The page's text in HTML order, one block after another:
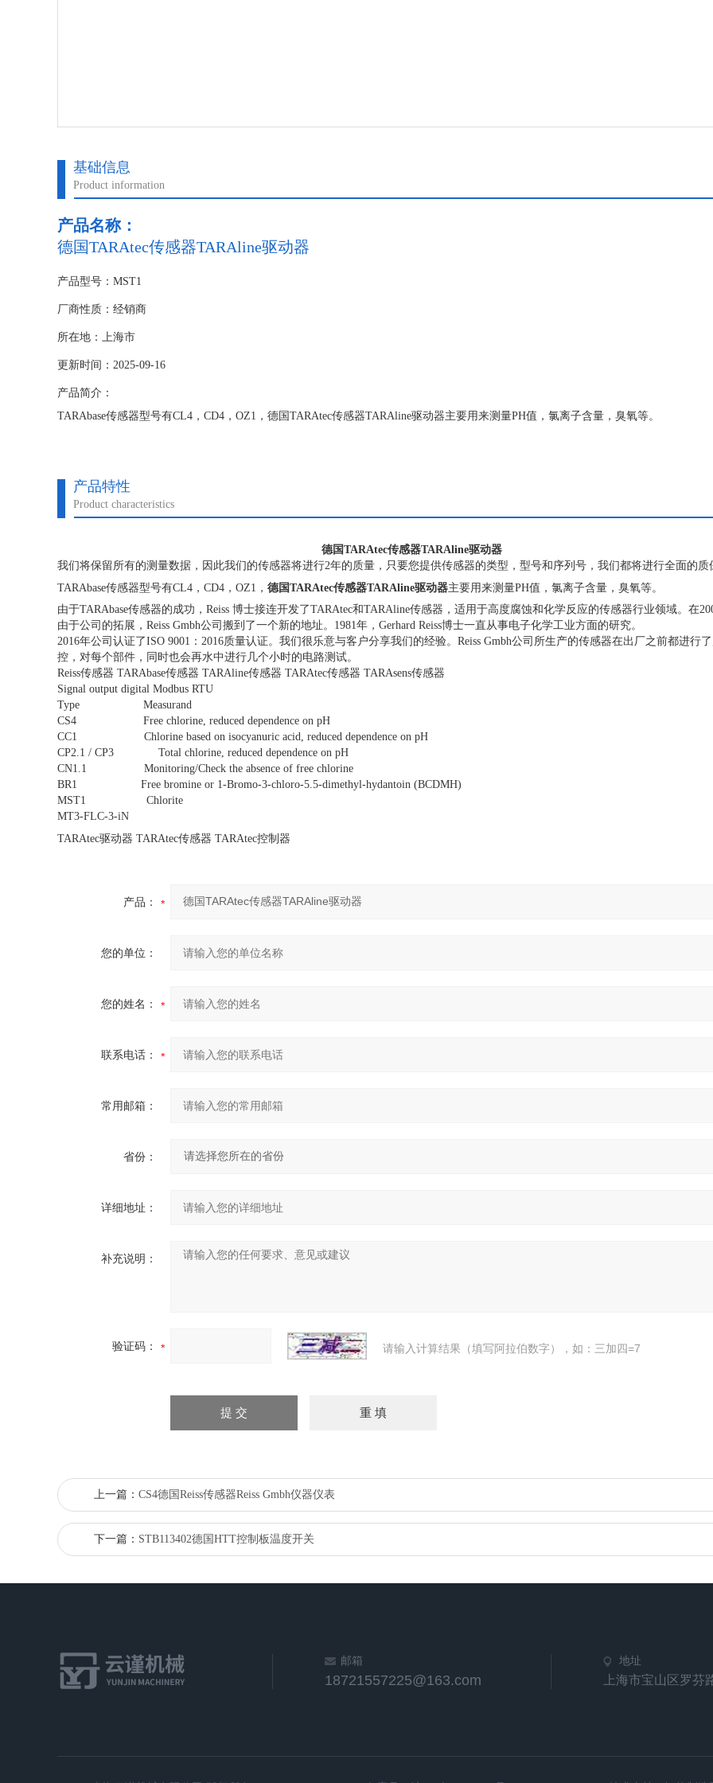
基础信息
Product information
产品名称：
德国TARAtec传感器TARAline驱动器
产品型号：MST1
厂商性质：经销商
所在地：上海市
更新时间：2025-09-16
产品简介：
TARAbase传感器型号有CL4，CD4，OZ1，德国TARAtec传感器TARAline驱动器主要用来测量PH值，氯离子含量，臭氧等。
产品特性
Product characteristics
德国TARAtec传感器TARAline驱动器
我们将保留所有的测量数据，因此我们的传感器将进行2年的质量，只要您提供传感器的类型，型号和序列号，我们都将进行全面的质
TARAbase传感器型号有CL4，CD4，OZ1， 德国TARAtec传感器TARAline驱动器主要用来测量PH值，氯离子含量，臭氧等。
由于TARAbase传感器的成功，Reiss 博士接连开发了TARAtec和TARAline传感器，适用于高度腐蚀和化学反应的传感器行业领域。在
由于公司的拓展，Reiss Gmbh公司搬到了一个新的地址。1981年，Gerhard Reiss博士一直从事电子化学工业方面的研究。
2016年公司认证了ISO 9001：2016质量认证。我们很乐意与客户分享我们的经验。Reiss Gmbh公司所生产的传感器在出厂之前都进行
控，对每个部件，同时也会再水中进行几个小时的电路测试。
Reiss传感器 TARAbase传感器 TARAline传感器 TARAtec传感器 TARAsens传感器
Signal output digital Modbus RTU
Type Measurand
CS4 Free chlorine, reduced dependence on pH
CC1 Chlorine based on isocyanuric acid, reduced dependence on pH
CP2.1 / CP3 Total chlorine, reduced dependence on pH
CN1.1 Monitoring/Check the absence of free chlorine
BR1 Free bromine or 1-Bromo-3-chloro-5.5-dimethyl-hydantoin (BCDMH)
MST1 Chlorite
MT3-FLC-3-iN
TARAtec驱动器 TARAtec传感器 TARAtec控制器
产品：
您的单位：
您的姓名：
联系电话：
常用邮箱：
省份：
详细地址：
补充说明：
验证码： 请输入计算结果（填写阿拉伯数字），如：三加四=7
上一篇： CS4德国Reiss传感器Reiss Gmbh仪器仪表
下一篇： STB113402德国HTT控制板温度开关
邮箱
18721557225@163.com
地址
上海市宝山区罗芬